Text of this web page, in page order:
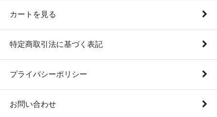
カートを見る
特定商取引法に基づく表記
プライバシーポリシー
お問い合わせ